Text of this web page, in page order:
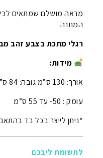
מראה מושלם שמתאים לכל
המתנה.
רגלי מתכת בצבע זהב
מידות:
אורך: 130 ס”מ גובה: 84 ס”מ
עומק : 50- עד 55 ס”מ
*ניתן לייצר בכל בד
לתשומת ליבכם